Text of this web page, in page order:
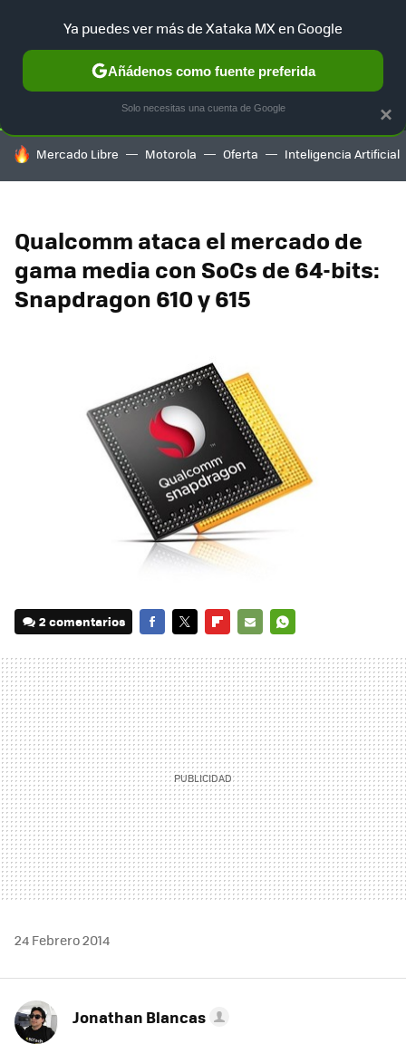
SELECCIÓN GAMING HOME AUTO TERRITORIO
HOY SE HABLA DE
Mercado Libre Motorola Oferta Inteligencia Artificial
Qualcomm ataca el mercado de
gama media con SoCs de 64-bits:
Snapdragon 610 y 615
2 comentarios
MAIL
24 Febrero 2014
Jonathan Blancas
×
Ya puedes ver más de Xataka MX en Google
Añádenos como fuente preferida
Solo necesitas una cuenta de Google